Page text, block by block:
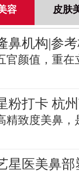
容 皮肤
鼻机构|参
官颜值，重在
粉打卡 杭
精致度美鼻，
星医美鼻部